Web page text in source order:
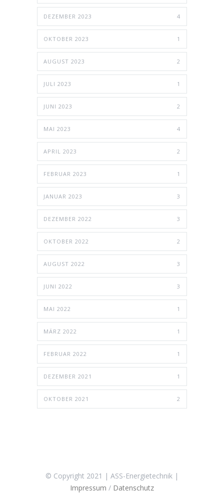
DEZEMBER 2023 4
OKTOBER 2023 1
AUGUST 2023 2
JULI 2023 1
JUNI 2023 2
MAI 2023 4
APRIL 2023 2
FEBRUAR 2023 1
JANUAR 2023 3
DEZEMBER 2022 3
OKTOBER 2022 2
AUGUST 2022 3
JUNI 2022 3
MAI 2022 1
MÄRZ 2022 1
FEBRUAR 2022 1
DEZEMBER 2021 1
OKTOBER 2021 2
© Copyright 2021 | ASS-Energietechnik |
Impressum / Datenschutz